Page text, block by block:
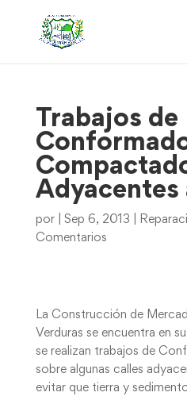
Trabajos de
por Sep 6, 2013
Comentarios
La Construcción de
Verduras se encuentra en
se realizan trabajos de
sobre algunas calles
evitar que tierra y